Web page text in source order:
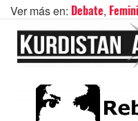
Ver más en: Debate,